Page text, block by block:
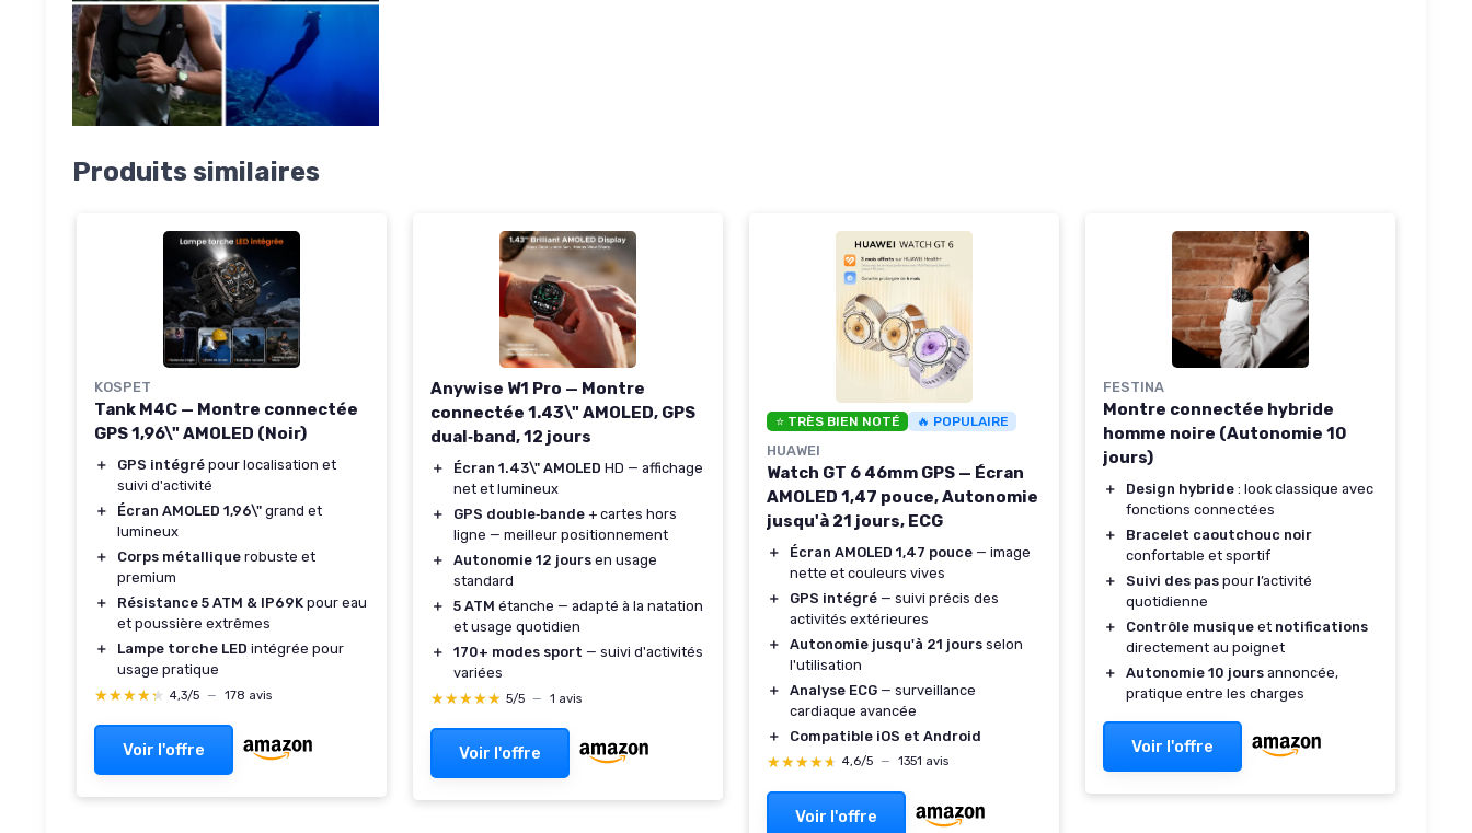
Produits similaires
KOSPET
Tank M4C — Montre connectée
GPS 1,96\" AMOLED (Noir)
＋ GPS intégré pour localisation et
suivi d'activité
＋
Écran AMOLED 1,96\" grand et
lumineux
＋
Corps métallique robuste et
premium
＋
Résistance 5 ATM & IP69K pour eau
et poussière extrêmes
＋
Lampe torche LED intégrée pour
usage pratique
★★★★★
★★★★★ 4,3/5 — 178 avis
Voir l'offre
Anywise W1 Pro — Montre
connectée 1.43\" AMOLED, GPS
dual‑band, 12 jours
＋ Écran 1.43\" AMOLED HD — affichage
net et lumineux
＋
GPS double‑bande + cartes hors
ligne — meilleur positionnement
＋
Autonomie 12 jours en usage
standard
＋
5 ATM étanche — adapté à la natation
et usage quotidien
＋
170+ modes sport — suivi d'activités
variées
★★★★★
★★★★★ 5/5 — 1 avis
Voir l'offre
⭐ TRÈS BIEN NOTÉ 🔥 POPULAIRE
HUAWEI
Watch GT 6 46mm GPS — Écran
AMOLED 1,47 pouce, Autonomie
jusqu'à 21 jours, ECG
＋ Écran AMOLED 1,47 pouce — image
nette et couleurs vives
＋
GPS intégré — suivi précis des
activités extérieures
＋
Autonomie jusqu'à 21 jours selon
l'utilisation
＋
Analyse ECG — surveillance
cardiaque avancée
＋
Compatible iOS et Android
★★★★★
★★★★★ 4,6/5 — 1351 avis
Voir l'offre
FESTINA
Montre connectée hybride
homme noire (Autonomie 10
jours)
＋ Design hybride : look classique avec
fonctions connectées
＋
Bracelet caoutchouc noir
confortable et sportif
＋
Suivi des pas pour l’activité
quotidienne
＋
Contrôle musique et notifications
directement au poignet
＋
Autonomie 10 jours annoncée,
pratique entre les charges
Voir l'offre